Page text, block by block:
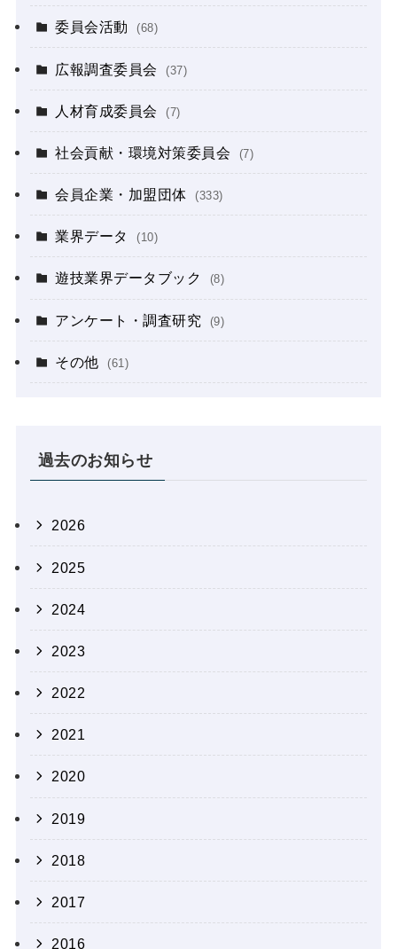
委員会活動 (68)
広報調査委員会 (37)
人材育成委員会 (7)
社会貢献・環境対策委員会 (7)
会員企業・加盟団体 (333)
業界データ (10)
遊技業界データブック (8)
アンケート・調査研究 (9)
その他 (61)
過去のお知らせ
2026
2025
2024
2023
2022
2021
2020
2019
2018
2017
2016